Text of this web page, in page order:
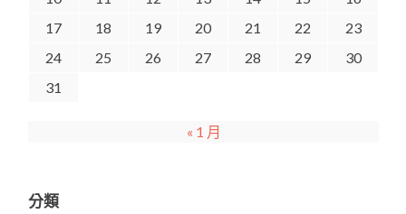
17
18 19 20 21 22
23
24
25 26 27 28 29
30
31
« 1 月
分類